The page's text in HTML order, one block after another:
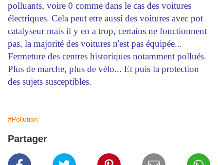
polluants, voire 0 comme dans le cas des voitures
électriques. Cela peut etre aussi des voitures avec pot
catalyseur mais il y en a trop, certains ne fonctionnent
pas, la majorité des voitures n'est pas équipée...
Fermeture des centres historiques notamment pollués.
Plus de marche, plus de vélo... Et puis la protection
des sujets susceptibles.
#Pollution
Partager